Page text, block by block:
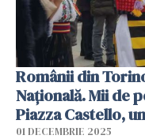
Românii din
Națională. Mii de
Piazza Castello,
01 DECEMBRIE 2025